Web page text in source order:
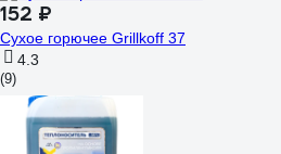
152 ₽
Сухое горючее Grillkoff 37
4.3
(9)